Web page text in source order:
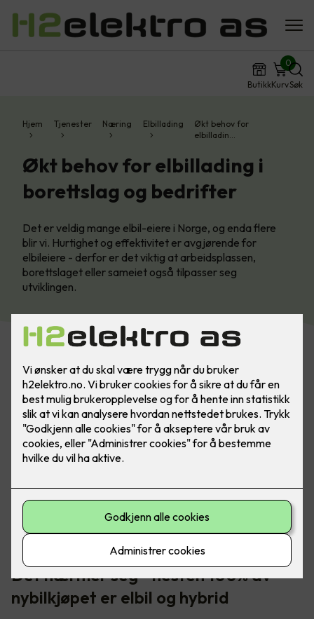
ButikkKurv
0
Søk
Hjem Tjenester Næring Elbillading
Økt behov for
elbilladin…
Økt behov for elbillading i
borettslag og bedrifter
Det er veldig mange elbil-eiere i Norge, og enda flere
blir vi. Hurtighet og effektivitet er avgjørende for
elbileiere - derfor er det viktig at arbeidsplassen,
borettslaget eller sameiet også tilpasser seg
utviklingen.
I Norge er det et stort, og voksende behov for tilgjengelige
elbilladere - både i borettslaget og på arbeidsplassen.
Foto: Marthe Thu (for Zaptec)
Det nærmer seg - nesten 100% av
nybilkjøpet er elbil og hybrid